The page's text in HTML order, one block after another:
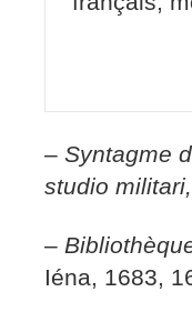
– Syntagme
studio militari,
–
Iéna, 1683,